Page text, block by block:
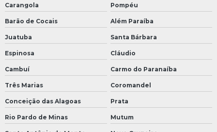
Carangola Pompéu
Barão de Cocais Além Paraíba
Juatuba Santa Bárbara
Espinosa Cláudio
Cambuí Carmo do Paranaíba
Três Marias Coromandel
Conceição das Alagoas Prata
Rio Pardo de Minas Mutum